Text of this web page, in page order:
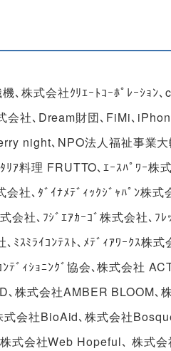
､株式会社ｸﾘｴｰﾄｺｰﾎﾟﾚｰｼｮ
社､Dream財団､FiMi､
night､NPO法人福祉事業
料理 FRUTTO､ｴｰｽﾊﾟﾜｰ株
会社､ﾀﾞｲﾅﾒﾃﾞｨｯｸｼﾞｬﾊﾟﾝ株
会社､ﾌｼﾞｴｱｶｰｺﾞ株式会社､ﾌ
ﾐｽﾐﾗｲｺﾝﾃｽﾄ､ﾒﾃﾞｨｱﾜｰｸｽ株
ﾞｨｼｮﾆﾝｸﾞ協会､株式会社
株式会社AMBER BLOOM､
会社BioAid､株式会社
会社Web Hopeful､ 株式会